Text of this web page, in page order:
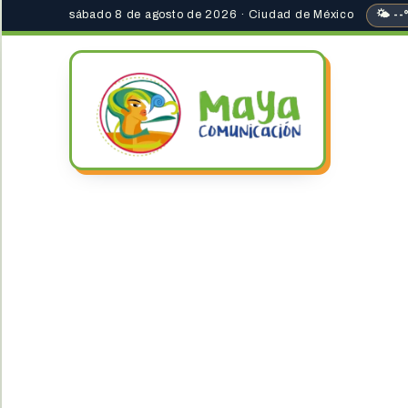
sábado 8 de agosto de 2026 · Ciudad de México 🌤 --